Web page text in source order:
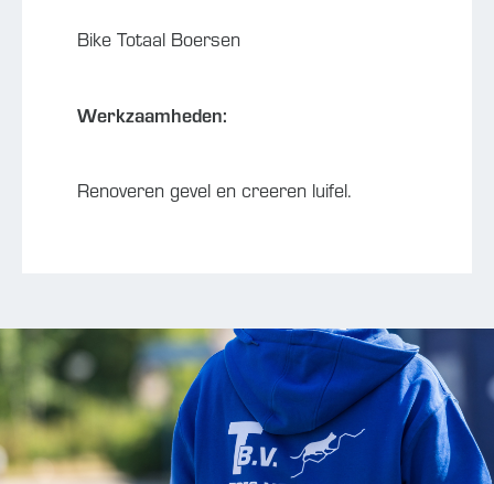
Bike Totaal Boersen
Werkzaamheden:
Renoveren gevel en creeren luifel.